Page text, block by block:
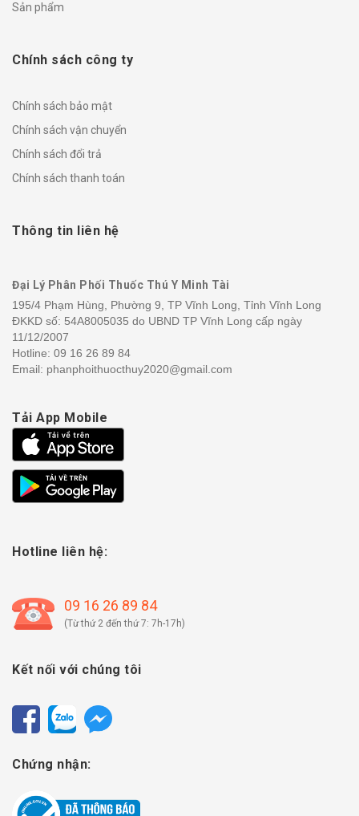
Sản phẩm
Chính sách công ty
Chính sách bảo mật
Chính sách vận chuyển
Chính sách đổi trả
Chính sách thanh toán
Thông tin liên hệ
Đại Lý Phân Phối Thuốc Thú Y Minh Tài
195/4 Phạm Hùng, Phường 9, TP Vĩnh Long, Tỉnh Vĩnh Long
ĐKKD số: 54A8005035 do UBND TP Vĩnh Long cấp ngày
11/12/2007
Hotline: 09 16 26 89 84
Email: phanphoithuocthuy2020@gmail.com
Tải App Mobile
Hotline liên hệ:
09 16 26 89 84
(Từ thứ 2 đến thứ 7: 7h-17h)
Kết nối với chúng tôi
Chứng nhận: